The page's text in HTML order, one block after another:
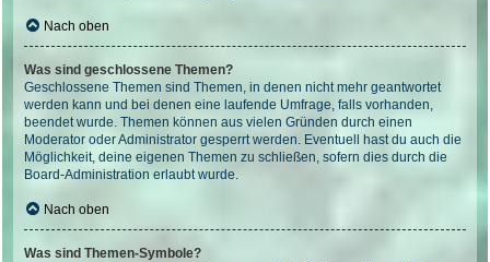
Nach oben
Was sind geschlossene Themen?
Geschlossene Themen sind Themen, in denen nicht mehr geantwortet
werden kann und bei denen eine laufende Umfrage, falls vorhanden,
beendet wurde. Themen können aus vielen Gründen durch einen
Moderator oder Administrator gesperrt werden. Eventuell hast du auch die
Möglichkeit, deine eigenen Themen zu schließen, sofern dies durch die
Board-Administration erlaubt wurde.
Nach oben
Was sind Themen-Symbole?